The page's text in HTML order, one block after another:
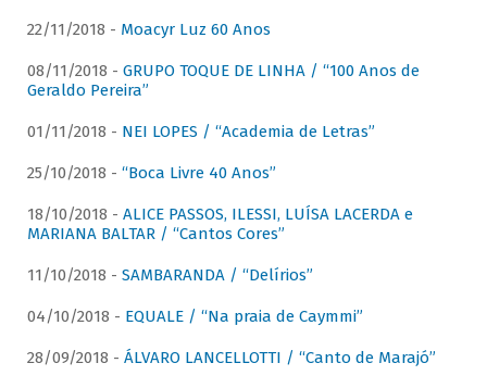
22/11/2018 - Moacyr Luz 60 Anos
08/11/2018 - GRUPO TOQUE DE LINHA / “100 Anos de
Geraldo Pereira”
01/11/2018 - NEI LOPES / “Academia de Letras”
25/10/2018 - “Boca Livre 40 Anos”
18/10/2018 - ALICE PASSOS, ILESSI, LUÍSA LACERDA e
MARIANA BALTAR / “Cantos Cores”
11/10/2018 - SAMBARANDA / “Delírios”
04/10/2018 - EQUALE / “Na praia de Caymmi”
28/09/2018 - ÁLVARO LANCELLOTTI / “Canto de Marajó”